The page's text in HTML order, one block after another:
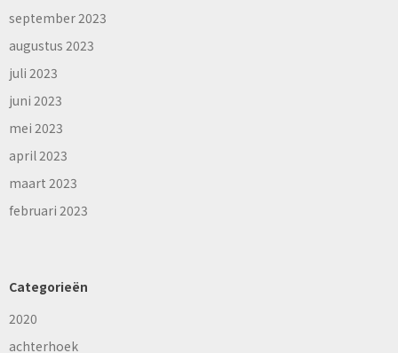
september 2023
augustus 2023
juli 2023
juni 2023
mei 2023
april 2023
maart 2023
februari 2023
Categorieën
2020
achterhoek